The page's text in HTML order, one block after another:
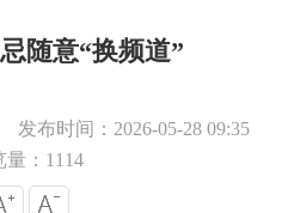
随意“换频道”
发布时间：2026-05-28 09:35
： 1114